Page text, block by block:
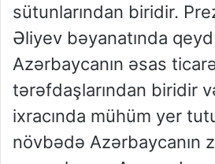
sütunlarından biridir.
Əliyev bəyanatında
Azərbaycanın əsas
tərəfdaşlarından biridir
ixracında mühüm yer
növbədə Azərbaycanın